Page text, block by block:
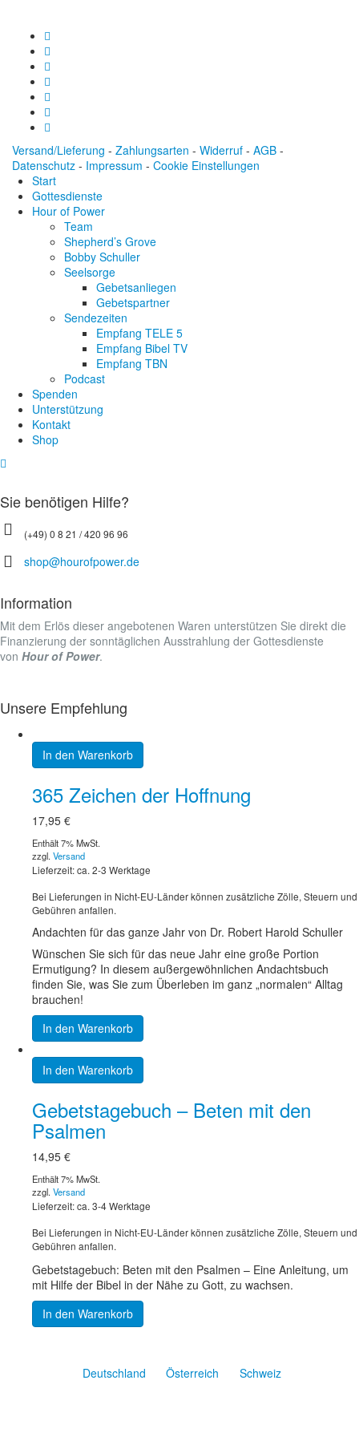
Versand/Lieferung - Zahlungsarten - Widerruf - AGB -
Datenschutz - Impressum - Cookie Einstellungen
Start
Gottesdienste
Hour of Power
Team
Shepherd’s Grove
Bobby Schuller
Seelsorge
Gebetsanliegen
Gebetspartner
Sendezeiten
Empfang TELE 5
Empfang Bibel TV
Empfang TBN
Podcast
Spenden
Unterstützung
Kontakt
Shop
Sie benötigen Hilfe?
(+49) 0 8 21 / 420 96 96
shop@hourofpower.de
Information
Mit dem Erlös dieser angebotenen Waren unterstützen Sie direkt die
Finanzierung der sonntäglichen Ausstrahlung der Gottesdienste
von Hour of Power.
Unsere Empfehlung
In den Warenkorb
365 Zeichen der Hoffnung
17,95 €
Enthält 7% MwSt.
zzgl.Versand
Lieferzeit: ca. 2-3 Werktage
Bei Lieferungen in Nicht-EU-Länder können zusätzliche Zölle, Steuern und
Gebühren anfallen.
Andachten für das ganze Jahr von Dr. Robert Harold Schuller
Wünschen Sie sich für das neue Jahr eine große Portion
Ermutigung? In diesem außergewöhnlichen Andachtsbuch
finden Sie, was Sie zum Überleben im ganz „normalen“ Alltag
brauchen!
In den Warenkorb
In den Warenkorb
Gebetstagebuch – Beten mit den
Psalmen
14,95 €
Enthält 7% MwSt.
zzgl.Versand
Lieferzeit: ca. 3-4 Werktage
Bei Lieferungen in Nicht-EU-Länder können zusätzliche Zölle, Steuern und
Gebühren anfallen.
Gebetstagebuch: Beten mit den Psalmen – Eine Anleitung, um
mit Hilfe der Bibel in der Nähe zu Gott, zu wachsen.
In den Warenkorb
Deutschland Österreich Schweiz